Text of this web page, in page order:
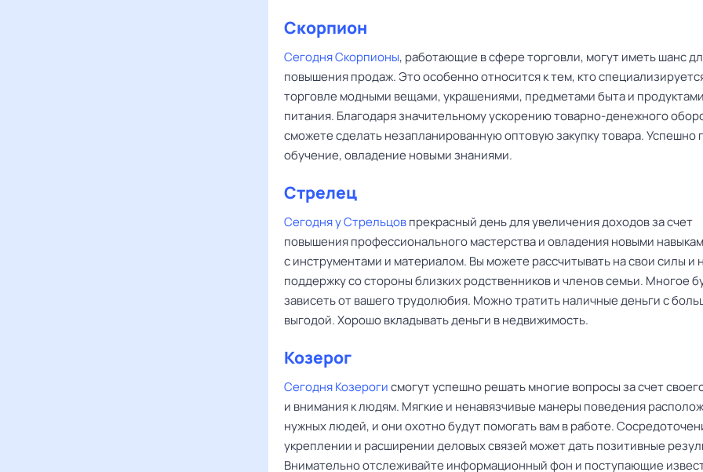
Скорпион
Сегодня Скорпионы, работающие в сфере торговли, могут иметь шанс
повышения продаж. Это особенно относится к тем, кто
торговле модными вещами, украшениями, предметами быта и продуктами
питания. Благодаря значительному ускорению товарно-денежного
сможете сделать незапланированную оптовую закупку товара. Успешно
обучение, овладение новыми знаниями.
Стрелец
Сегодня у Стрельцовпрекрасный день для увеличения доходов за счет
повышения профессионального мастерства и овладения новыми
с инструментами и материалом. Вы можете рассчитывать на свои силы и
поддержку со стороны близких родственников и членов семьи. Многое
зависеть от вашего трудолюбия. Можно тратить наличные деньги с
выгодой. Хорошо вкладывать деньги в недвижимость.
Козерог
Сегодня Козерогисмогут успешно решать многие вопросы за счет
и внимания к людям. Мягкие и ненавязчивые манеры поведения
нужных людей, и они охотно будут помогать вам в работе.
укреплении и расширении деловых связей может дать позитивные
Внимательно отслеживайте информационный фон и поступающие